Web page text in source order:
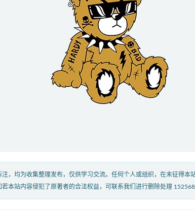
，均为收集整理发布，仅供学习交流。任何个人或组织，在未征得本
本站内容侵犯了原著者的合法权益，可联系我们进行删除处理